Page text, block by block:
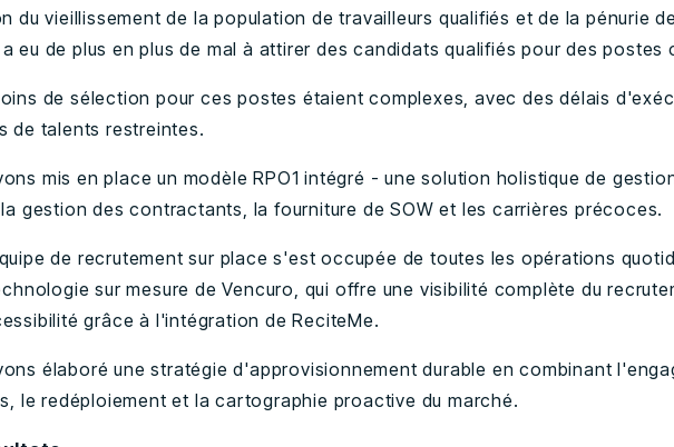
du vieillissement de la population de travailleurs qualifiés et de la pénurie
eu de plus en plus de mal à attirer des candidats qualifiés pour des postes
de sélection pour ces postes étaient complexes, avec des délais
de talents restreintes.
mis en place un modèle RPO1 intégré - une solution holistique de
la gestion des contractants, la fourniture de SOW et les carrières précoces.
de recrutement sur place s'est occupée de toutes les opérations
sur mesure de Vencuro, qui offre une visibilité complète du
grâce à l'intégration de ReciteMe.
élaboré une stratégie d'approvisionnement durable en combinant
le redéploiement et la cartographie proactive du marché.